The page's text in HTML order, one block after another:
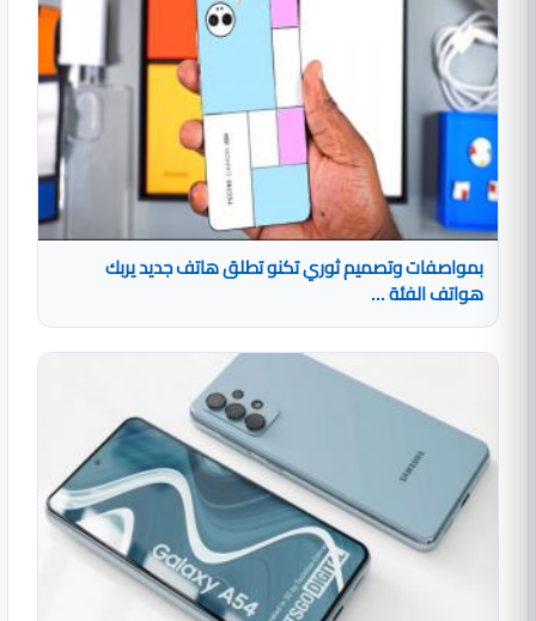
بمواصفات وتصميم ثوري تكنو تطلق هاتف جديد يربك
هواتف الفئة ...